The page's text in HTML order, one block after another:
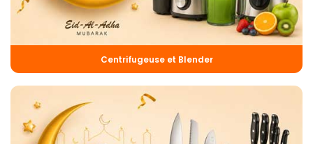
Centrifugeuse et Blender